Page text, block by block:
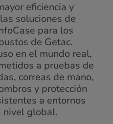
eficiencia y
soluciones de
para los
de Getac.
en el mundo real,
a pruebas de
correas de mano,
y protección
a entornos
nivel global.